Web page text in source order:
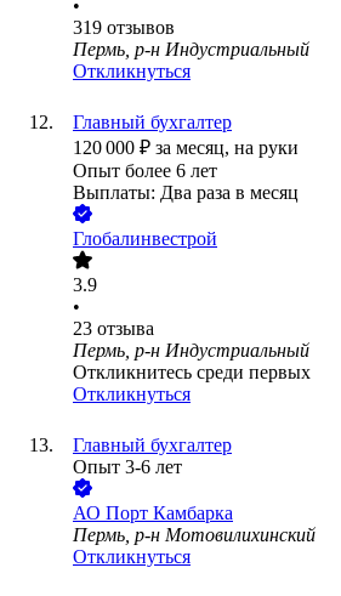
•
319 отзывов
Пермь, р-н Индустриальный
Откликнуться
Главный бухгалтер
120 000 ₽ за месяц, на руки
Опыт более 6 лет
Выплаты: Два раза в месяц
Глобалинвестрой
3.9
•
23 отзыва
Пермь, р-н Индустриальный
Откликнитесь среди первых
Откликнуться
Главный бухгалтер
Опыт 3-6 лет
АО Порт Камбарка
Пермь, р-н Мотовилихинский
Откликнуться